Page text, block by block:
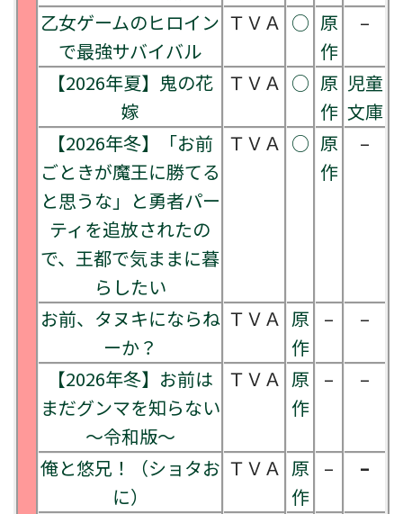
乙女ゲームのヒロイン
で最強サバイバル
ＴＶＡ ○ 原
作
–
【2026年夏】鬼の花
嫁
ＴＶＡ ○ 原
作
児童
文庫
【2026年冬】「お前
ごときが魔王に勝てる
と思うな」と勇者パー
ティを追放されたの
で、王都で気ままに暮
らしたい
ＴＶＡ ○ 原
作
–
お前、タヌキにならね
ーか？
ＴＶＡ 原
作
– –
【2026年冬】お前は
まだグンマを知らない
～令和版～
ＴＶＡ 原
作
– –
俺と悠兄！（ショタお
に）
ＴＶＡ 原
作
– –